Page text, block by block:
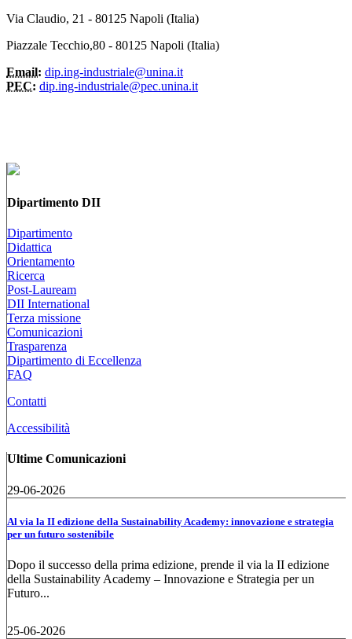
Via Claudio, 21 - 80125 Napoli (Italia)
Piazzale Tecchio,80 - 80125 Napoli (Italia)
Email: dip.ing-industriale@unina.it
PEC: dip.ing-industriale@pec.unina.it
Dipartimento DII
Dipartimento
Didattica
Orientamento
Ricerca
Post-Lauream
DII International
Terza missione
Comunicazioni
Trasparenza
Dipartimento di Eccellenza
FAQ
Contatti
Accessibilità
Ultime Comunicazioni
29-06-2026
Al via la II edizione della Sustainability Academy: innovazione e strategia
per un futuro sostenibile
Dopo il successo della prima edizione, prende il via la II edizione
della Sustainability Academy – Innovazione e Strategia per un
Futuro...
25-06-2026